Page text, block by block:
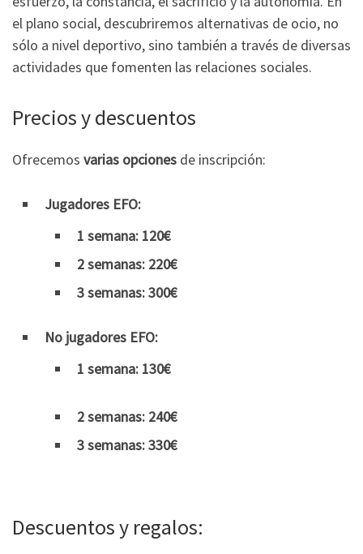
el plano social, descubriremos alternativas de ocio, no
sólo a nivel deportivo, sino también a través de diversas
actividades que fomenten las relaciones sociales.
Precios y descuentos
Ofrecemos varias opciones de inscripción:
Jugadores EFO:
1 semana: 120€
2 semanas: 220€
3 semanas: 300€
No jugadores EFO:
1 semana: 130€
2 semanas: 240€
3 semanas: 330€
Descuentos y regalos: